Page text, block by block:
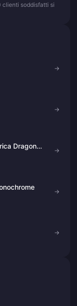
clienti soddisfatti si
→
→
Dragon
→
→
→